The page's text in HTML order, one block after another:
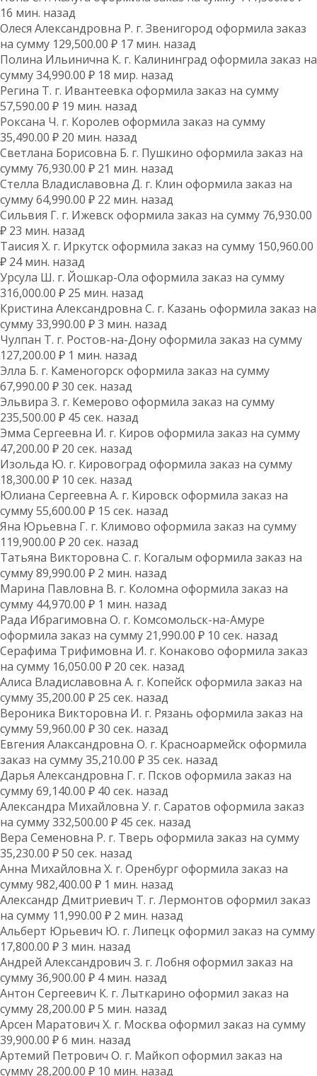
16 мин. назад
Олеся Александровна Р. г. Звенигород оформила заказ
на сумму 129,500.00 ₽ 17 мин. назад
Полина Ильинична К. г. Калининград оформила заказ на
сумму 34,990.00 ₽ 18 мир. назад
Регина Т. г. Ивантеевка оформила заказ на сумму
57,590.00 ₽ 19 мин. назад
Роксана Ч. г. Королев оформила заказ на сумму
35,490.00 ₽ 20 мин. назад
Светлана Борисовна Б. г. Пушкино оформила заказ на
сумму 76,930.00 ₽ 21 мин. назад
Стелла Владиславовна Д. г. Клин оформила заказ на
сумму 64,990.00 ₽ 22 мин. назад
Сильвия Г. г. Ижевск оформила заказ на сумму 76,930.00
₽ 23 мин. назад
Таисия Х. г. Иркутск оформила заказ на сумму 150,960.00
₽ 24 мин. назад
Урсула Ш. г. Йошкар-Ола оформила заказ на сумму
316,000.00 ₽ 25 мин. назад
Кристина Александровна С. г. Казань оформила заказ на
сумму 33,990.00 ₽ 3 мин. назад
Чулпан Т. г. Ростов-на-Дону оформила заказ на сумму
127,200.00 ₽ 1 мин. назад
Элла Б. г. Каменогорск оформила заказ на сумму
67,990.00 ₽ 30 сек. назад
Эльвира З. г. Кемерово оформила заказ на сумму
235,500.00 ₽ 45 сек. назад
Эмма Сергеевна И. г. Киров оформила заказ на сумму
47,200.00 ₽ 20 сек. назад
Изольда Ю. г. Кировоград оформила заказ на сумму
18,300.00 ₽ 10 сек. назад
Юлиана Сергеевна А. г. Кировск оформила заказ на
сумму 55,600.00 ₽ 15 сек. назад
Яна Юрьевна Г. г. Климово оформила заказ на сумму
119,900.00 ₽ 20 сек. назад
Татьяна Викторовна С. г. Когалым оформила заказ на
сумму 89,990.00 ₽ 2 мин. назад
Марина Павловна В. г. Коломна оформила заказ на
сумму 44,970.00 ₽ 1 мин. назад
Рада Ибрагимовна О. г. Комсомольск-на-Амуре
оформила заказ на сумму 21,990.00 ₽ 10 сек. назад
Серафима Трифимовна И. г. Конаково оформила заказ
на сумму 16,050.00 ₽ 20 сек. назад
Алиса Владиславовна А. г. Копейск оформила заказ на
сумму 35,200.00 ₽ 25 сек. назад
Вероника Викторовна И. г. Рязань оформила заказ на
сумму 59,960.00 ₽ 30 сек. назад
Евгения Алаксандровна О. г. Красноармейск оформила
заказ на сумму 35,210.00 ₽ 35 сек. назад
Дарья Александровна Г. г. Псков оформила заказ на
сумму 69,140.00 ₽ 40 сек. назад
Александра Михайловна У. г. Саратов оформила заказ
на сумму 332,500.00 ₽ 45 сек. назад
Вера Семеновна Р. г. Тверь оформила заказ на сумму
35,230.00 ₽ 50 сек. назад
Анна Михайловна Х. г. Оренбург оформила заказ на
сумму 982,400.00 ₽ 1 мин. назад
Александр Дмитриевич Т. г. Лермонтов оформил заказ
на сумму 11,990.00 ₽ 2 мин. назад
Альберт Юрьевич Ю. г. Липецк оформил заказ на сумму
17,800.00 ₽ 3 мин. назад
Андрей Александрович З. г. Лобня оформил заказ на
сумму 36,900.00 ₽ 4 мин. назад
Антон Сергеевич К. г. Лыткарино оформил заказ на
сумму 28,200.00 ₽ 5 мин. назад
Арсен Маратович Х. г. Москва оформил заказ на сумму
39,900.00 ₽ 6 мин. назад
Артемий Петрович О. г. Майкоп оформил заказ на
сумму 28,200.00 ₽ 10 мин. назад